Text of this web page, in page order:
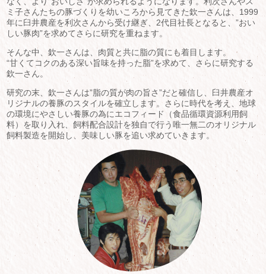
ミ子さんたちの豚づくりを幼いころから見てきた欽一さんは、1999
年に臼井農産を利次さんから受け継ぎ、2代目社長となると、”おい
しい豚肉”を求めてさらに研究を重ねます。
そんな中、欽一さんは、肉質と共に脂の質にも着目します。
“甘くてコクのある深い旨味を持った脂”を求めて、さらに研究する
欽一さん。
研究の末、欽一さんは”脂の質が肉の旨さ”だと確信し、臼井農産オ
リジナルの養豚のスタイルを確立します。さらに時代を考え、地球
の環境にやさしい養豚の為にエコフィード（食品循環資源利用飼
料）を取り入れ、飼料配合設計を独自で行う唯一無二のオリジナル
飼料製造を開始し、美味しい豚を追い求めていきます。